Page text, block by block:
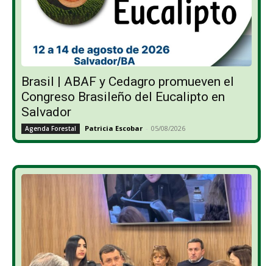
Brasil | ABAF y Cedagro promueven el
Congreso Brasileño del Eucalipto en
Salvador
Agenda Forestal Patricia Escobar - 05/08/2026